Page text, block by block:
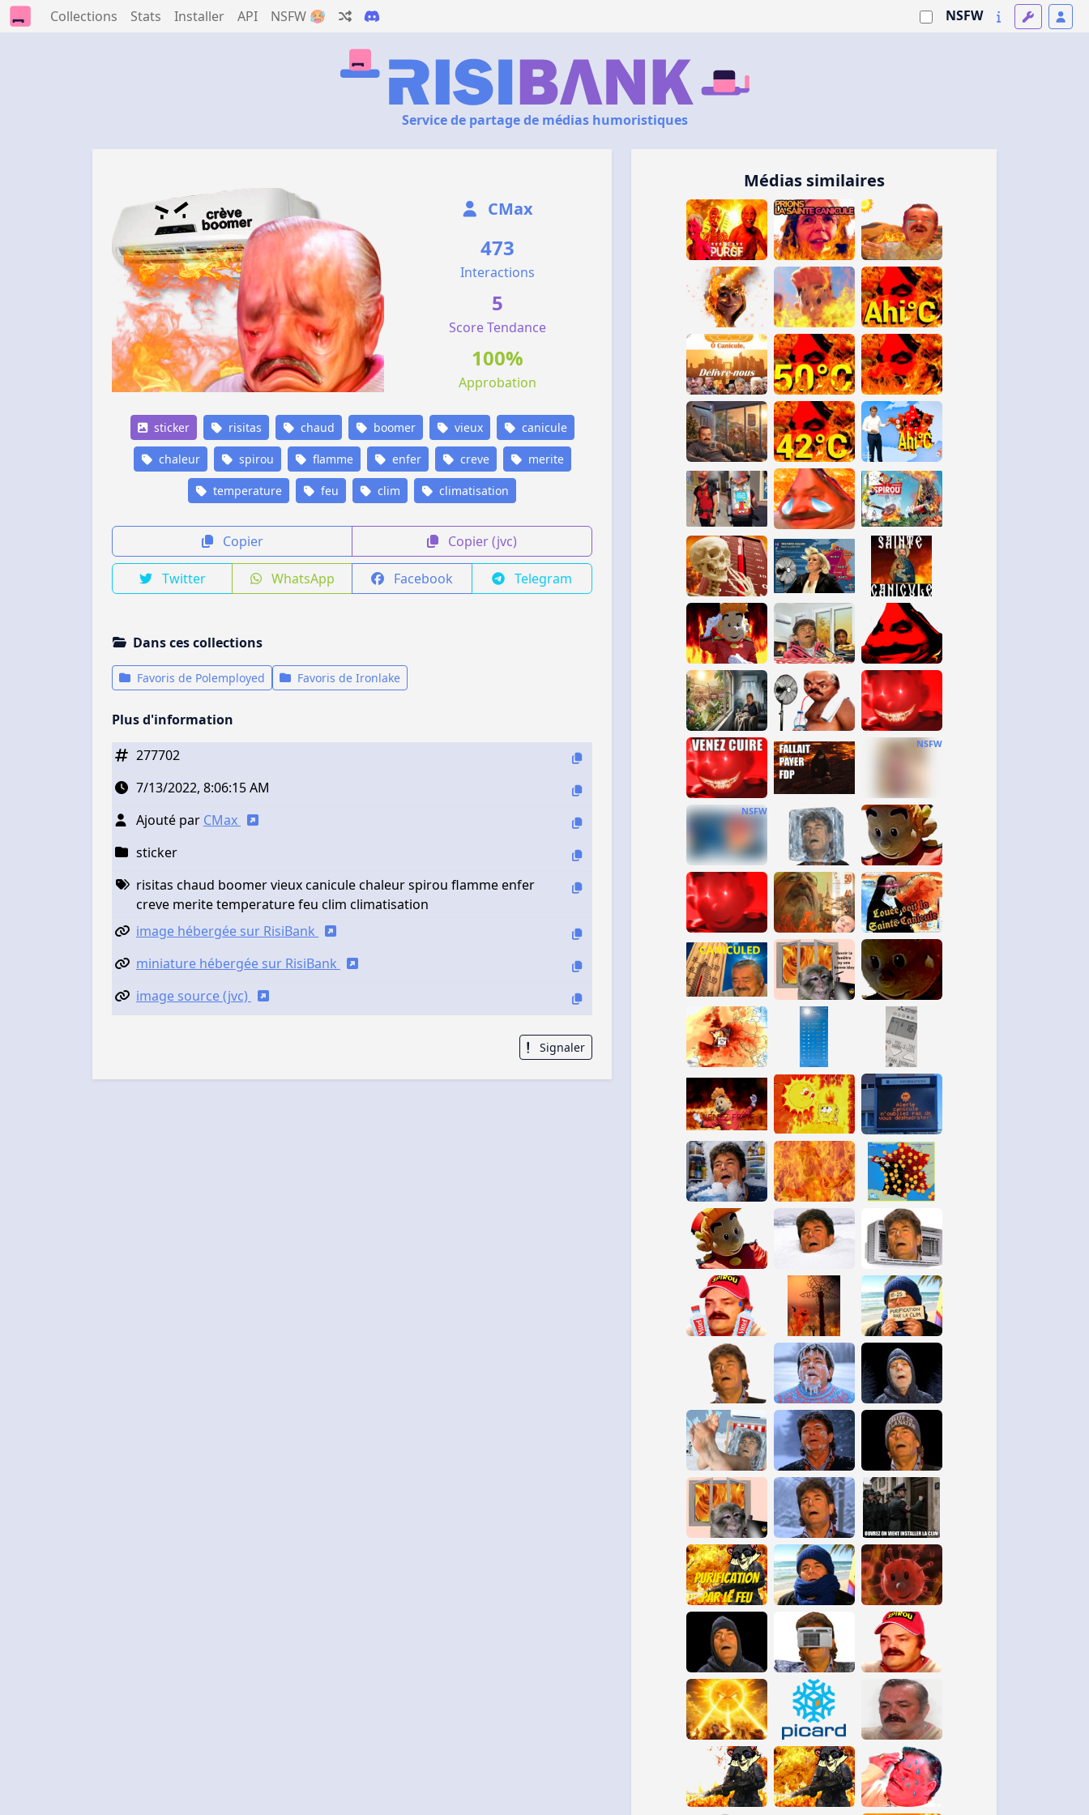
Collections Stats Installer API NSFW 🥵 NSFW
Service de partage de médias humoristiques
CMax
473
Interactions
5
Score Tendance
100%
Approbation
sticker risitas chaud boomer vieux canicule
chaleur spirou flamme enfer creve merite
temperature feu clim climatisation
Copier Copier (jvc)
Twitter WhatsApp Facebook Telegram
Dans ces collections
Favoris de Polemployed Favoris de Ironlake
Plus d'information
277702
7/13/2022, 8:06:15 AM
Ajouté par CMax
sticker
risitas chaud boomer vieux canicule chaleur spirou flamme enfer
creve merite temperature feu clim climatisation
image hébergée sur RisiBank
miniature hébergée sur RisiBank
image source (jvc)
Signaler
Médias similaires
NSFW
NSFW